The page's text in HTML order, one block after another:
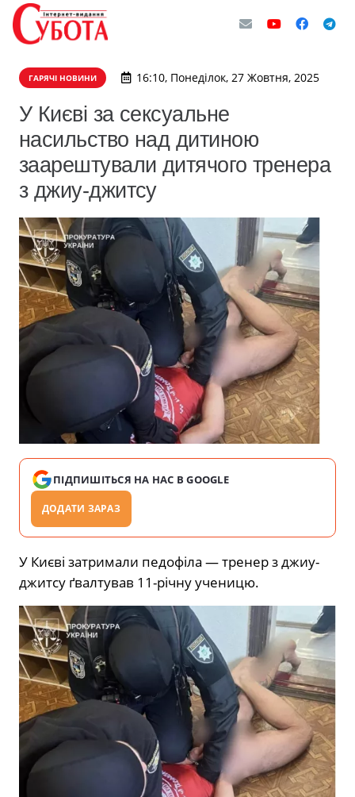
ГАРЯЧІ НОВИНИ 16:10, Понеділок, 27 Жовтня, 2025
У Києві за сексуальне
насильство над дитиною
заарештували дитячого тренера
з джиу-джитсу
ПІДПИШІТЬСЯ НА НАС В GOOGLE
ДОДАТИ ЗАРАЗ
У Києві затримали педофіла — тренер з джиу-
джитсу ґвалтував 11-річну ученицю.